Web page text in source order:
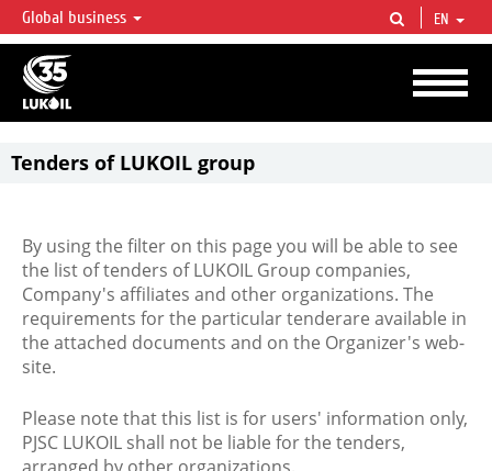
LUKOIL OVERVIEW
LUKOIL is one of the largest oil & gas vertical integrated companies in the world
accounting for over 2% of crude production and circa 1% of proved hydrocarbon
reserves globally.
Global business EN
Tenders of LUKOIL group
By using the filter on this page you will be able to see
the list of tenders of LUKOIL Group companies,
Company's affiliates and other organizations. The
requirements for the particular tenderare available in
the attached documents and on the Organizer's web-
site.
Please note that this list is for users' information only,
PJSC LUKOIL shall not be liable for the tenders,